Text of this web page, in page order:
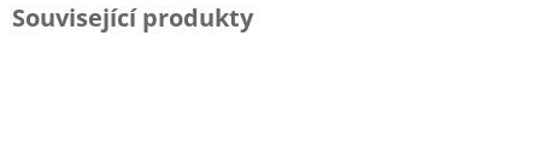
Související produkty